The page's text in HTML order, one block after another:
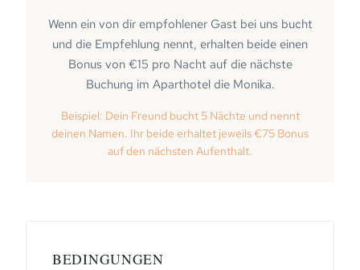
Wenn ein von dir empfohlener Gast bei uns bucht
und die Empfehlung nennt, erhalten beide einen
Bonus von €15 pro Nacht auf die nächste
Buchung im Aparthotel die Monika.
Beispiel: Dein Freund bucht 5 Nächte und nennt
deinen Namen. Ihr beide erhaltet jeweils €75 Bonus
auf den nächsten Aufenthalt.
BEDINGUNGEN